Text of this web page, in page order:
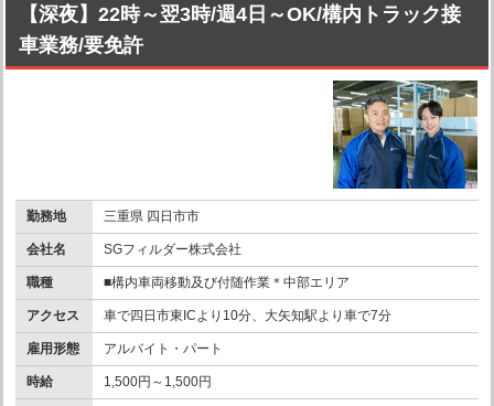
【深夜】22時～翌3時/週4日～OK/構内トラック接
車業務/要免許
勤務地 三重県 四日市市
会社名 SGフィルダー株式会社
職種 ■構内車両移動及び付随作業＊中部エリア
アクセス 車で四日市東ICより10分、大矢知駅より車で7分
雇用形態 アルバイト・パート
時給 1,500円～1,500円